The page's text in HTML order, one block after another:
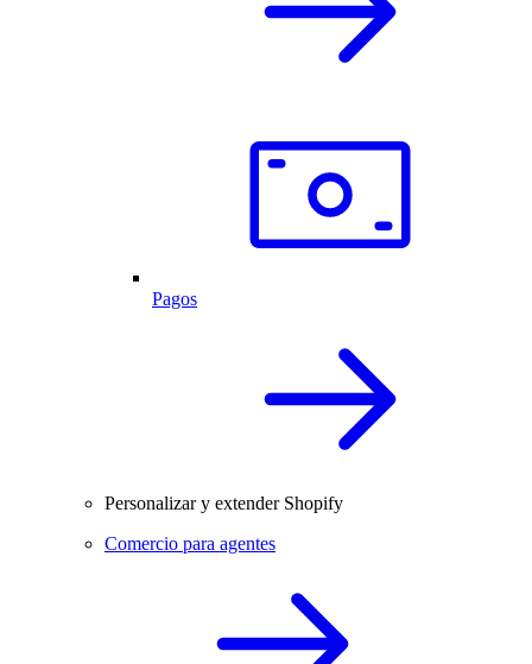
Pagos
Personalizar y extender Shopify
Comercio para agentes